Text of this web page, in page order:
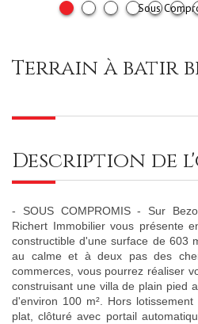
Sous
terrain à batir
description de
- SOUS COMPROMIS - Sur
Richert Immobilier vous présente
constructible d'une surface de 603
au calme et à deux pas des
commerces, vous pourrez réaliser
construisant une villa de plain pied
d'environ 100 m². Hors
plat, clôturé avec portail